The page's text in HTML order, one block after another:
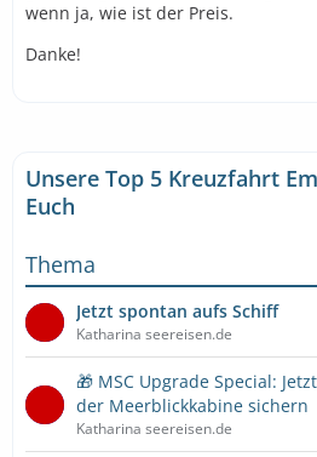
wenn ja, wie ist der Preis.
Danke!
Unsere Top 5 Kreuzfahrt
Euch
Thema
Jetzt spontan aufs Schiff
Katharina seereisen.de
🎁 MSC Upgrade Special:
der Meerblickkabine sichern
Katharina seereisen.de